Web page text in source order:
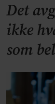
Det
ikke
som